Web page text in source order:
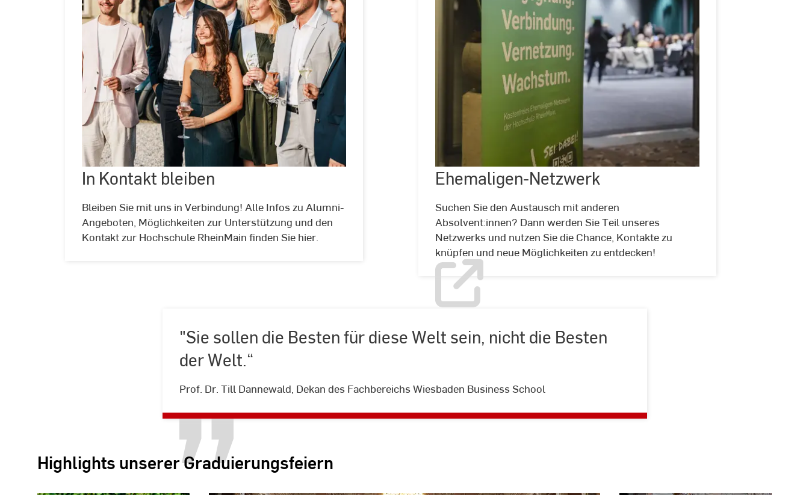
©
Felix
Alexander
In Kontakt bleiben
Bleiben Sie mit uns in Verbindung! Alle Infos zu Alumni-
Angeboten, Möglichkeiten zur Unterstützung und den
Kontakt zur Hochschule RheinMain finden Sie hier.
In
Kontakt
bleiben
©
li.fe
Fotografie
Ehemaligen-Netzwerk
Suchen Sie den Austausch mit anderen
Absolvent:innen? Dann werden Sie Teil unseres
Netzwerks und nutzen Sie die Chance, Kontakte zu
knüpfen und neue Möglichkeiten zu entdecken!
Ehemaligen-
Netzwerk
"Sie sollen die Besten für diese Welt sein, nicht die Besten
der Welt.“
Prof. Dr. Till Dannewald, Dekan des Fachbereichs Wiesbaden Business School
sollen
die
Besten
Highlights unserer Graduierungsfeiern